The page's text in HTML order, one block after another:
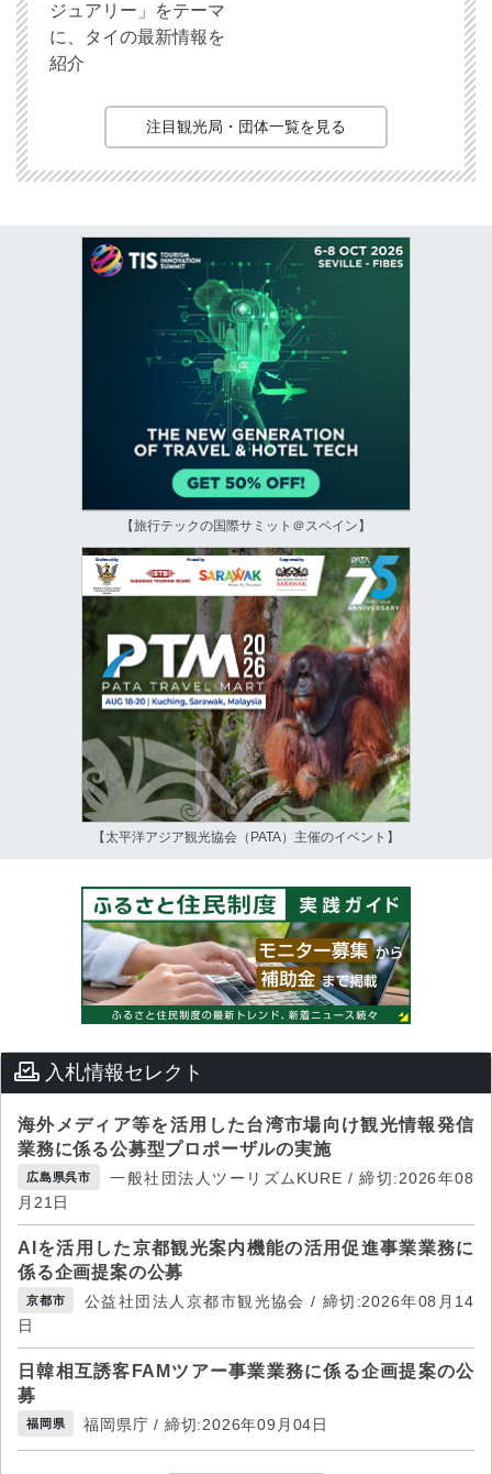
ジュアリー」をテーマ
に、タイの最新情報を
紹介
注目観光局・団体一覧を見る
【旅行テックの国際サミット＠スペイン】
【太平洋アジア観光協会（PATA）主催のイベント】
入札情報セレクト
海外メディア等を活用した台湾市場向け観光情報発信
業務に係る公募型プロポーザルの実施
広島県呉市
一般社団法人ツーリズムKURE / 締切:2026年08
月21日
AIを活用した京都観光案内機能の活用促進事業業務に
係る企画提案の公募
京都市
公益社団法人京都市観光協会 / 締切:2026年08月14
日
日韓相互誘客FAMツアー事業業務に係る企画提案の公
募
福岡県 福岡県庁 / 締切:2026年09月04日